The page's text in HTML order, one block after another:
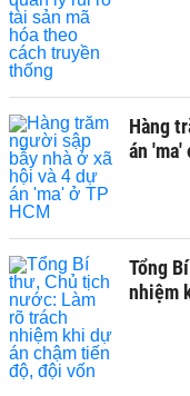
Hàng
án 'ma'
Tổng
nhiệm